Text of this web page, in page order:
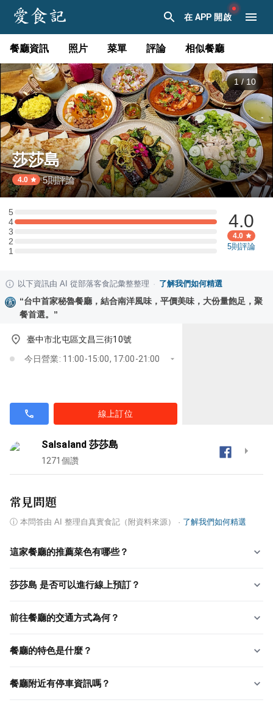
在 APP 開啟
餐廳資訊 照片 菜單 評論 相似餐廳
1/10
莎莎島
4.0 ·5則評論
5
5 星：0 則評論
4
4 星：1 則評論
3
3 星：0 則評論
2
2 星：0 則評論
11 星：0 則評論
4.0
4.0
5則評論
以下資訊由 AI 從部落客食記彙整整理 · 了解我們如何精選
“台中首家秘魯餐廳，結合南洋風味，平價美味，大份量飽足，聚
餐首選。 ”
臺中市北屯區文昌三街10號
今日營業: 11:00-15:00, 17:00-21:00
線上訂位
Salsaland 莎莎島
1271 個讚
常見問題
ⓘ 本問答由 AI 整理自真實食記（附資料來源） · 了解我們如何精選
這家餐廳的推薦菜色有哪些？
莎莎島 是否可以進行線上預訂？
前往餐廳的交通方式為何？
餐廳的特色是什麼？
餐廳附近有停車資訊嗎？